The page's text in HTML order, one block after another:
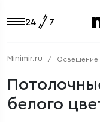
Minimir.ru Освещение
белого